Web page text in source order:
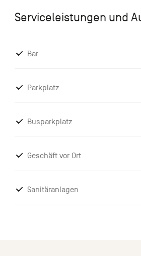
Serviceleistungen und
Bar
Parkplatz
Busparkplatz
Geschäft vor Ort
Sanitäranlagen